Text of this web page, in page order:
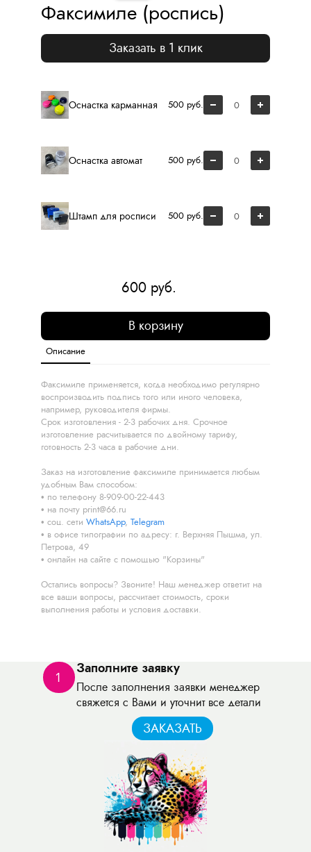
Факсимиле (роспись)
600 руб.
В корзину
Заказать в 1 клик
Оснастка карманная 500 руб.
Оснастка автомат 500 руб.
Штамп для росписи 500 руб.
Описание
Факсимиле применяется, когда необходимо регулярно
воспроизводить подпись того или иного человека,
например, руководителя фирмы.
Срок изготовления - 2-3 рабочих дня. Срочное
изготовление расчитывается по двойному тарифу,
готовность 2-3 часа в рабочие дни.
Заказ на изготовление факсимиле принимается любым
удобным Вам способом:
по телефону 8-909-00-22-443
на почту print@66.ru
соц. сети WhatsApp, Telegram
в офисе типографии по адресу: г. Верхняя Пышма, ул.
Петрова, 49
онлайн на сайте с помощью "Корзины"
Остались вопросы? Звоните! Наш менеджер ответит на
все ваши вопросы, рассчитает стоимость, сроки
выполнения работы и условия доставки.
1 Заполните заявку
После заполнения заявки менеджер
свяжется с Вами и уточнит все детали
ЗАКАЗАТЬ